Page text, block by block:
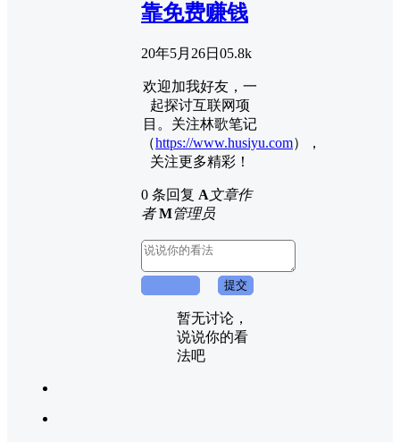
靠免费赚钱
20年5月26日 05.8k
欢迎加我好友，一
起探讨互联网项
目。关注林歌笔记
（https://www.husiyu.com），
关注更多精彩！
0 条回复 A文章作
者 M管理员
提交
暂无讨论，
说说你的看
法吧